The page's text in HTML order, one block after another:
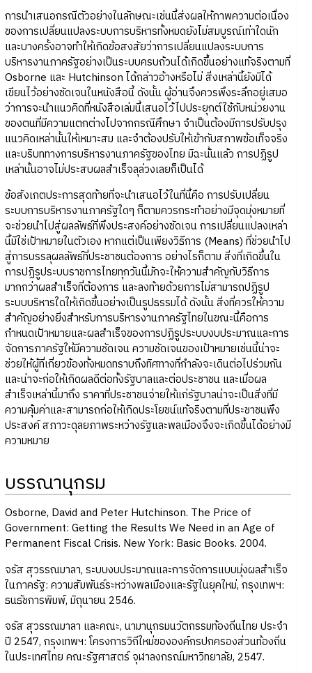
การนำเสนอกรณีตัวอย่างในลักษณะเช่นนี้ส่งผลให้ภาพความต่อเนื่อง
ของการเปลี่ยนแปลงระบบการบริหารทั้งหมดยังไม่สมบูรณ์เท่าใดนัก
และบางครั้งอาจทำให้เกิดข้อสงสัยว่าการเปลี่ยนแปลงระบบการ
บริหารงานภาครัฐอย่างเป็นระบบครบถ้วนได้เกิดขึ้นอย่างแท้จริงตามที่
Osborne และ Hutchinson ได้กล่าวอ้างหรือไม่ สิ่งเหล่านี้ยังมิได้
เขียนไว้อย่างชัดเจนในหนังสือนี้ ดังนั้น ผู้อ่านจึงควรพึงระลึกอยู่เสมอ
ว่าการจะนำแนวคิดที่หนังสือเล่มนี้เสนอไว้ไปประยุกต์ใช้กับหน่วยงาน
ของตนที่มีความแตกต่างไปจากกรณีศึกษา จำเป็นต้องมีการปรับปรุง
แนวคิดเหล่านั้นให้เหมาะสม และจำต้องปรับให้เข้ากับสภาพข้อเท็จจริง
และบริบททางการบริหารงานภาครัฐของไทย มิฉะนั้นแล้ว การปฏิรูป
เหล่านั้นอาจไม่ประสบผลสำเร็จลุล่วงเลยก็เป็นได้
ข้อสังเกตประการสุดท้ายที่จะนำเสนอไว้ในที่นี้คือ การปรับเปลี่ยน
ระบบการบริหารงานภาครัฐใดๆ ก็ตามควรกระทำอย่างมีจุดมุ่งหมายที่
จะช่วยนำไปสู่ผลลัพธ์ที่พึงประสงค์อย่างชัดเจน การเปลี่ยนแปลงเหล่า
นี้มิใช่เป้าหมายในตัวเอง หากแต่เป็นเพียงวิธีการ (Means) ที่ช่วยนำไป
สู่การบรรลุผลลัพธ์ที่ประชาชนต้องการ อย่างไรก็ตาม สิ่งที่เกิดขึ้นใน
การปฏิรูประบบราชการไทยทุกวันนี้มักจะให้ความสำคัญกับวิธีการ
มากกว่าผลสำเร็จที่ต้องการ และลงท้ายด้วยการไม่สามารถปฏิรูป
ระบบบริหารใดให้เกิดขึ้นอย่างเป็นรูปธรรมได้ ดังนั้น สิ่งที่ควรให้ความ
สำคัญอย่างยิ่งสำหรับการบริหารงานภาครัฐไทยในขณะนี้คือการ
กำหนดเป้าหมายและผลสำเร็จของการปฏิรูประบบงบประมาณและการ
จัดการภาครัฐให้มีความชัดเจน ความชัดเจนของเป้าหมายเช่นนี้น่าจะ
ช่วยให้ผู้ที่เกี่ยวข้องทั้งหมดทราบถึงทิศทางที่กำลังจะเดินต่อไปร่วมกัน
และน่าจะก่อให้เกิดผลดีต่อทั้งรัฐบาลและต่อประชาชน และเมื่อผล
สำเร็จเหล่านี้มาถึง ราคาที่ประชาชนจ่ายให้แก่รัฐบาลน่าจะเป็นสิ่งที่มี
ความคุ้มค่าและสามารถก่อให้เกิดประโยชน์แท้จริงตามที่ประชาชนพึง
ประสงค์ สภาวะดุลยภาพระหว่างรัฐและพลเมืองจึงจะเกิดขึ้นได้อย่างมี
ความหมาย
บรรณานุกรม
Osborne, David and Peter Hutchinson. The Price of
Government: Getting the Results We Need in an Age of
Permanent Fiscal Crisis. New York: Basic Books. 2004.
จรัส สุวรรณมาลา, ระบบงบประมาณและการจัดการแบบมุ่งผลสำเร็จ
ในภาครัฐ: ความสัมพันธ์ระหว่างพลเมืองและรัฐในยุคใหม่, กรุงเทพฯ:
ธนธัชการพิมพ์, มิถุนายน 2546.
จรัส สุวรรณมาลา และคณะ, นามานุกรมนวัตกรรมท้องถิ่นไทย ประจำ
ปี 2547, กรุงเทพฯ: โครงการวิถีใหม่ขององค์กรปกครองส่วนท้องถิ่น
ในประเทศไทย คณะรัฐศาสตร์ จุฬาลงกรณ์มหาวิทยาลัย, 2547.